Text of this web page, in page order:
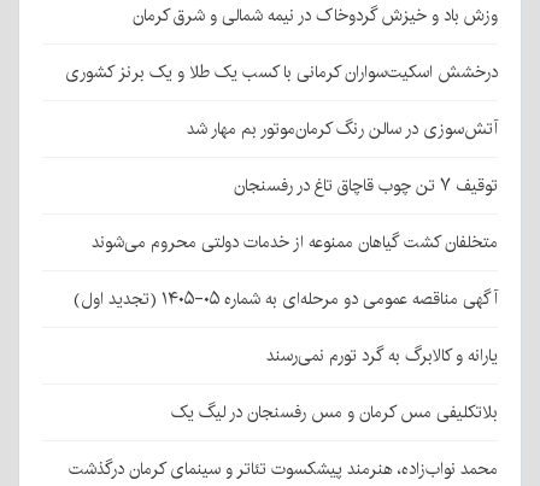
وزش باد و خیزش گردوخاک در نیمه شمالی و شرق کرمان
درخشش اسکیت‌سواران کرمانی با کسب یک طلا و یک برنز کشوری
آتش‌سوزی در سالن رنگ کرمان‌موتور بم مهار شد
توقیف ۷ تن چوب قاچاق تاغ در رفسنجان
متخلفان کشت گیاهان ممنوعه از خدمات دولتی محروم می‌شوند
آگهی مناقصه عمومی دو مرحله‌ای به شماره ۰۵-۱۴۰۵ (تجدید اول)
یارانه و کالابرگ به گرد تورم نمی‌رسند
بلاتکلیفی مس کرمان و مس رفسنجان در لیگ یک
محمد نواب‌زاده، هنرمند پیشکسوت تئاتر و سینمای کرمان درگذشت